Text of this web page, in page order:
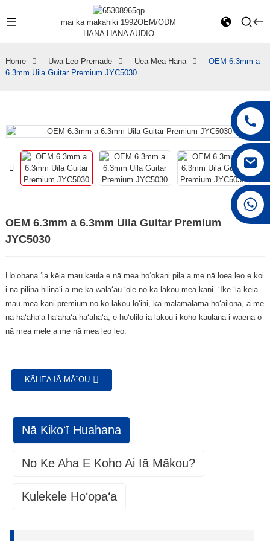
mai ka makahiki 1992OEM/ODM
HANA HANA AUDIO
Home Uwa Leo Premade Uea Mea Hana
OEM 6.3mm a
6.3mm Uila Guitar Premium JYC5030
OEM 6.3mm a 6.3mm Uila Guitar Premium
JYC5030
Hoʻohana ʻia kēia mau kaula e nā mea hoʻokani pila a me nā loea leo e koi
i nā pilina hilinaʻi a me ka walaʻau ʻole no kā lākou mea kani. ʻIke ʻia kēia
mau mea kani premium no ko lākou lōʻihi, ka mālamalama hōʻailona, ​​a me
nā haʻahaʻa haʻahaʻa haʻahaʻa, e hoʻolilo iā lākou i koho kaulana i waena o
nā mea mele a me nā mea leo leo.
KĀHEA IĀ MĀ˚OU
Nā Kikoʻī Huahana
No Ke Aha E Koho Ai Iā Mākou?
Kulekele Hoʻopaʻa
Ma ke ʻano he hale hana Mea Hana Mea Pono (OEM), hōʻoia mākou i